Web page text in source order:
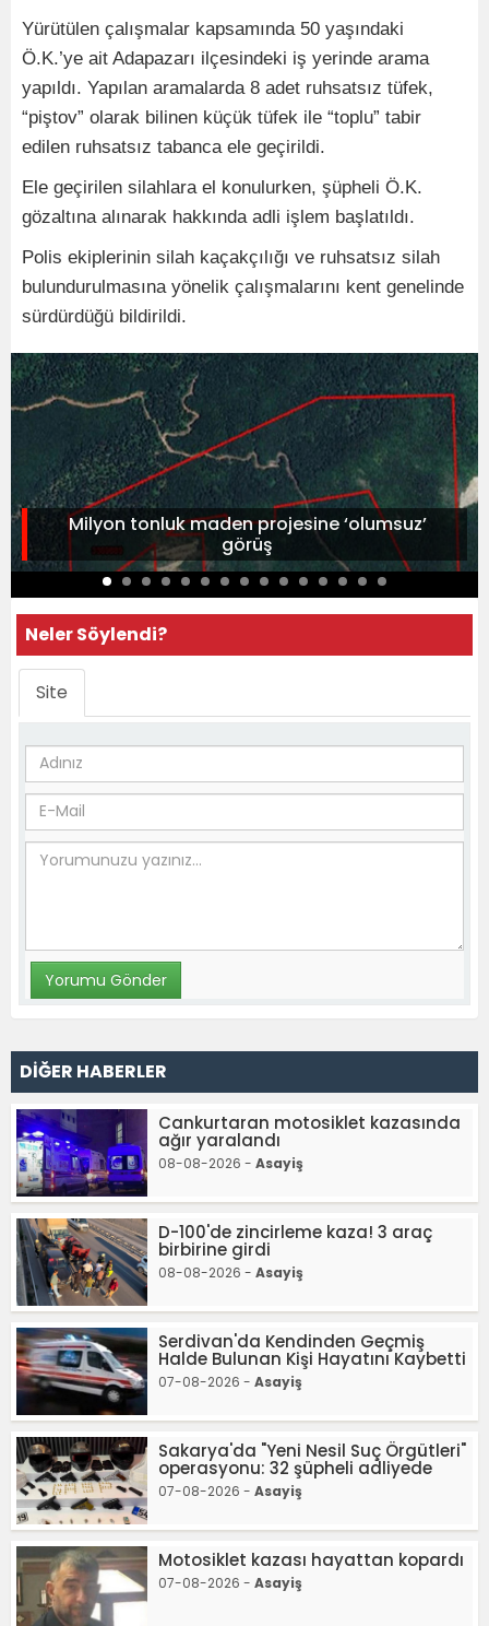
Yürütülen çalışmalar kapsamında 50 yaşındaki
Ö.K.’ye ait Adapazarı ilçesindeki iş yerinde arama
yapıldı. Yapılan aramalarda 8 adet ruhsatsız tüfek,
“piştov” olarak bilinen küçük tüfek ile “toplu” tabir
edilen ruhsatsız tabanca ele geçirildi.
Ele geçirilen silahlara el konulurken, şüpheli Ö.K.
gözaltına alınarak hakkında adli işlem başlatıldı.
Polis ekiplerinin silah kaçakçılığı ve ruhsatsız silah
bulundurulmasına yönelik çalışmalarını kent genelinde
sürdürdüğü bildirildi.
Milyon tonluk maden projesine ‘olumsuz’
görüş
Neler Söylendi?
Site
DİĞER HABERLER
Cankurtaran motosiklet kazasında
ağır yaralandı
08-08-2026 - Asayiş
D-100'de zincirleme kaza! 3 araç
birbirine girdi
08-08-2026 - Asayiş
Serdivan'da Kendinden Geçmiş
Halde Bulunan Kişi Hayatını Kaybetti
07-08-2026 - Asayiş
Sakarya'da "Yeni Nesil Suç Örgütleri"
operasyonu: 32 şüpheli adliyede
07-08-2026 - Asayiş
Motosiklet kazası hayattan kopardı
07-08-2026 - Asayiş